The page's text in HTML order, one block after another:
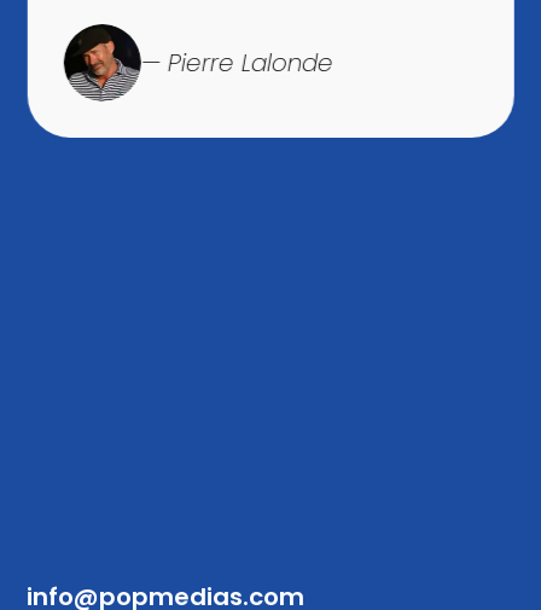
— Pierre Lalonde
info@popmedias.com